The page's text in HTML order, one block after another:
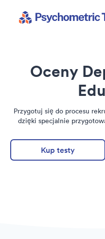
Oceny
Przygotuj się do procesu
dzięki specjalnie
Kup testy